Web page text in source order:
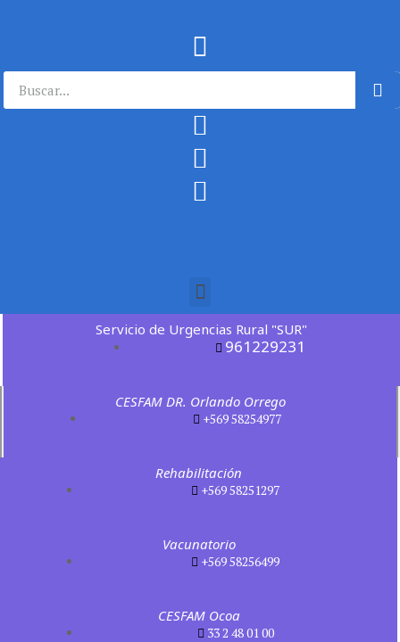
Servicio de Urgencias Rural "SUR"
961229231
CESFAM DR. Orlando Orrego
+569 58254977
Rehabilitación
+569 58251297
Vacunatorio
+569 58256499
CESFAM Ocoa
33 2 48 01 00